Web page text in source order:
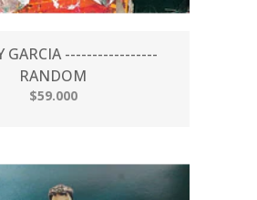
GARCIA -----------------
RANDOM
$59.000